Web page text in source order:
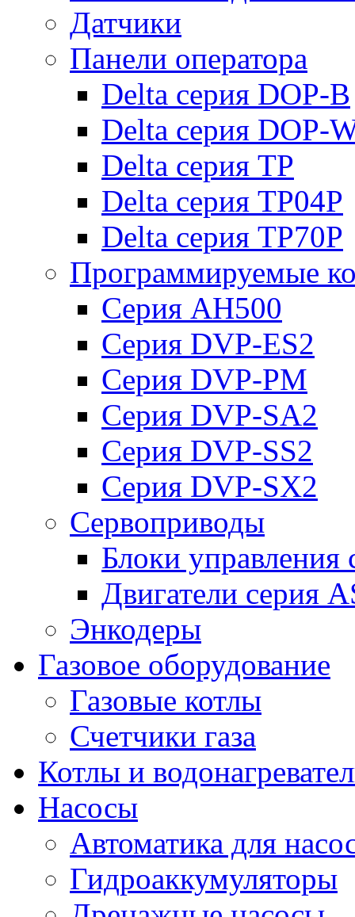
Датчики
Панели оператора
Delta серия DOP-B
Delta серия DOP-
Delta серия TP
Delta серия TP04P
Delta серия TP70P
Программируемые
Серия AH500
Серия DVP-ES2
Серия DVP-PM
Серия DVP-SA2
Серия DVP-SS2
Серия DVP-SX2
Сервоприводы
Блоки
Двигатели серия
Энкодеры
Газовое оборудование
Газовые котлы
Счетчики газа
Котлы и
Насосы
Автоматика для
Гидроаккумуляторы